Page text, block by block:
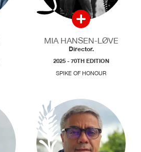
MIA HANSEN-LØVE
Director.
2025 - 70TH EDITION
SPIKE OF HONOUR